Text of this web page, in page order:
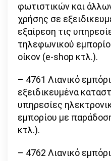
φωτιστικών και
χρήσης σε
εξαίρεση τις
τηλεφωνικού
οίκον (e-shop κτλ.).
– 4761 Λιανικό
εξειδικευμένα
υπηρεσίες
εμπορίου με
κτλ.).
– 4762 Λιανικό